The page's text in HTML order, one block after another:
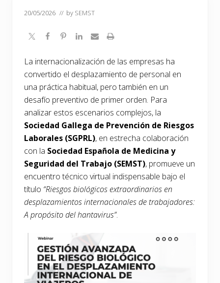
20/05/2026 // by SEMST
La internacionalización de las empresas ha
convertido el desplazamiento de personal en
una práctica habitual, pero también en un
desafío preventivo de primer orden. Para
analizar estos escenarios complejos, la
Sociedad Gallega de Prevención de Riesgos
Laborales (SGPRL), en estrecha colaboración
con la Sociedad Española de Medicina y
Seguridad del Trabajo (SEMST), promueve un
encuentro técnico virtual indispensable bajo el
título “Riesgos biológicos extraordinarios en
desplazamientos internacionales de trabajadores:
A propósito del hantavirus”.